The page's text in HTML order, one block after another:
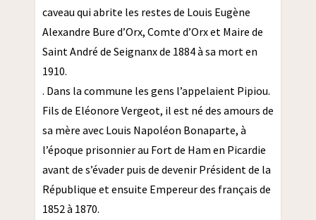
caveau qui abrite les restes de Louis Eugène
Alexandre Bure d’Orx, Comte d’Orx et Maire de
Saint André de Seignanx de 1884 à sa mort en
1910.
. Dans la commune les gens l’appelaient Pipiou.
Fils de Eléonore Vergeot, il est né des amours de
sa mère avec Louis Napoléon Bonaparte, à
l’époque prisonnier au Fort de Ham en Picardie
avant de s’évader puis de devenir Président de la
République et ensuite Empereur des français de
1852 à 1870.